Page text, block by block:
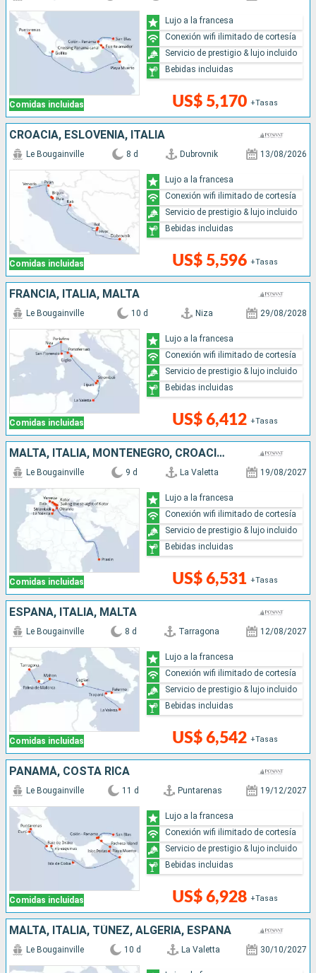
Comidas incluidas US$ 5,170 +Tasas
Lujo a la francesa
Conexión wifi ilimitado de cortesía
Servicio de prestigio & lujo incluido
Bebidas incluidas
CROACIA, ESLOVENIA, ITALIA
Comidas incluidas
Le Bougainville 8 d Dubrovnik 13/08/2026
US$ 5,596 +Tasas
Lujo a la francesa
Conexión wifi ilimitado de cortesía
Servicio de prestigio & lujo incluido
Bebidas incluidas
FRANCIA, ITALIA, MALTA
Comidas incluidas
Le Bougainville 10 d Niza 29/08/2028
US$ 6,412 +Tasas
Lujo a la francesa
Conexión wifi ilimitado de cortesía
Servicio de prestigio & lujo incluido
Bebidas incluidas
MALTA, ITALIA, MONTENEGRO, CROACIA, SEYCHELLES
Comidas incluidas
Le Bougainville 9 d La Valetta 19/08/2027
US$ 6,531 +Tasas
Lujo a la francesa
Conexión wifi ilimitado de cortesía
Servicio de prestigio & lujo incluido
Bebidas incluidas
ESPAÑA, ITALIA, MALTA
Comidas incluidas
Le Bougainville 8 d Tarragona 12/08/2027
US$ 6,542 +Tasas
Lujo a la francesa
Conexión wifi ilimitado de cortesía
Servicio de prestigio & lujo incluido
Bebidas incluidas
PANAMÁ, COSTA RICA
Comidas incluidas
Le Bougainville 11 d Puntarenas 19/12/2027
US$ 6,928 +Tasas
Lujo a la francesa
Conexión wifi ilimitado de cortesía
Servicio de prestigio & lujo incluido
Bebidas incluidas
MALTA, ITALIA, TÚNEZ, ALGERIA, ESPAÑA
Le Bougainville 10 d La Valetta 30/10/2027